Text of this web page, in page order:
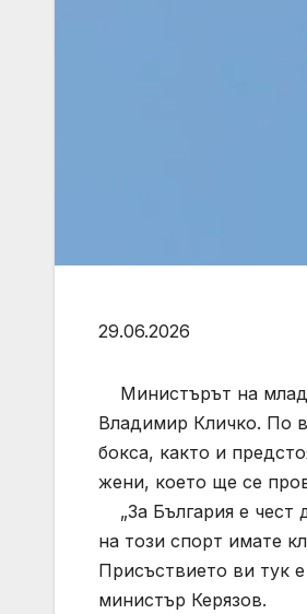
29.06.2026
Министърът на
Владимир Кличко. По
бокса, както и
жени, което ще се
„За България е чест
на този спорт имате
Присъствието ви тук
министър Керязов.